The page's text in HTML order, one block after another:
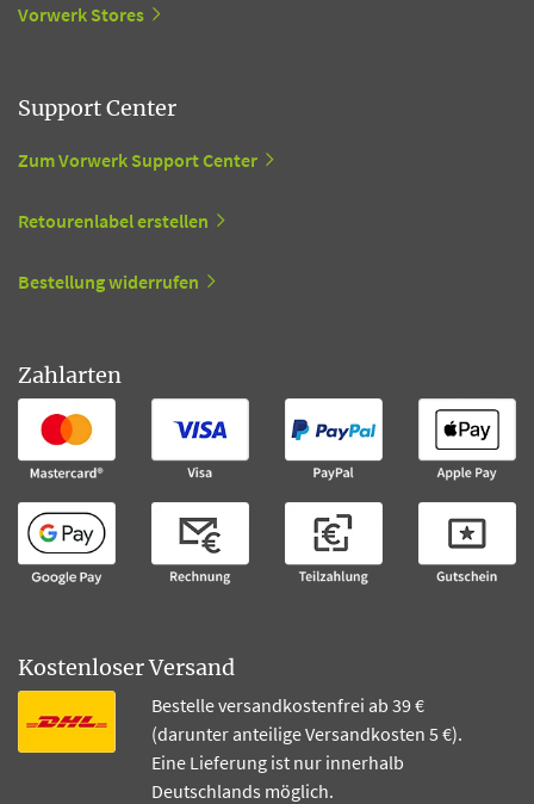
Vorwerk Stores
Support Center
Zum Vorwerk Support Center
Retourenlabel erstellen
Bestellung widerrufen
Zahlarten
Kostenloser Versand
Bestelle versandkostenfrei ab 39 €
(darunter anteilige Versandkosten 5 €).
Eine Lieferung ist nur innerhalb
Deutschlands möglich.